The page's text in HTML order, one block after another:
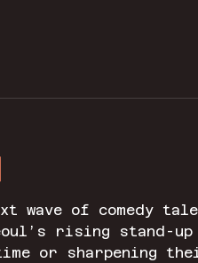
wave of comedy
rising stand-
or sharpening